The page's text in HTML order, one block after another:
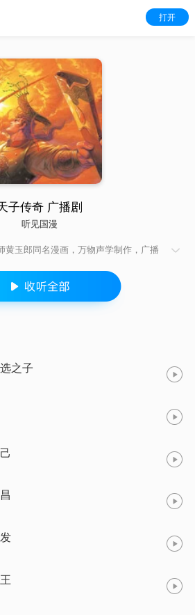
打开
子传奇 广播剧
听见国漫
黄玉郎同名漫画，万物声学制作，广播
之子